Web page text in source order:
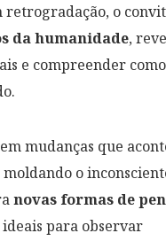
retrogradação, o
da humanidade,
e compreender
mudanças que
o
novas formas de
ideais para observar